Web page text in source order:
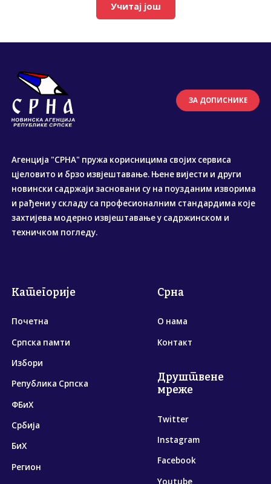
Учитај још
ЗА ДОПИСНИКЕ
Агенција "СРНА" пружа корисницима својих сервиса
цјеловито и брзо извјештавање. Њене вијести и други
новински садржаји засновани су на поузданим изворима
и рађени у складу са професионалним стандардима које
захтијева модерно извјештавање у садржинском и
техничком погледу.
Категорије
Почетна
Српска памти
Избори
Република Српска
ФБиХ
Србија
БиХ
Регион
Срна
О нама
Контакт
Друштвене
мреже
Twitter
Instagram
Facebook
Youtube